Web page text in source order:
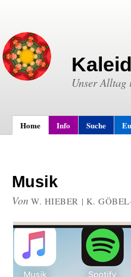
Unser
Home Info Suche
Musik
Von W. HIEBER | K. GÖBEL-